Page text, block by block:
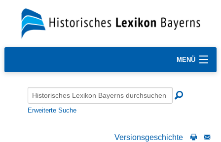
MENÜ
Erweiterte Suche
Versionsgeschichte